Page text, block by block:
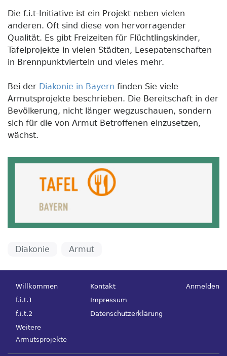
Die f.i.t-Initiative ist ein Projekt neben vielen
anderen. Oft sind diese von hervorragender
Qualität. Es gibt Freizeiten für Flüchtlingskinder,
Tafelprojekte in vielen Städten, Lesepatenschaften
in Brennpunktvierteln und vieles mehr.
Bei der Diakonie in Bayern finden Sie viele
Armutsprojekte beschrieben. Die Bereitschaft in der
Bevölkerung, nicht länger wegzuschauen, sondern
sich für die von Armut Betroffenen einzusetzen,
wächst.
Diakonie Armut
Hauptnavigation
Willkommen
f.i.t.1
f.i.t.2
Weitere
Armutsprojekte
Fußbereichsmenü
Kontakt
Impressum
Datenschutzerklärung
Anmelden